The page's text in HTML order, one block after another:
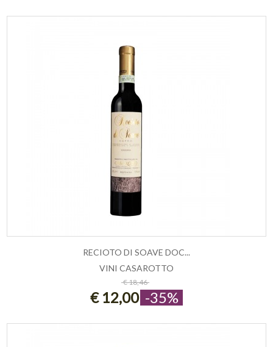
ESAURITO
RECIOTO DI SOAVE DOC...
VINI CASAROTTO
€ 18,46
€ 12,00 -35%